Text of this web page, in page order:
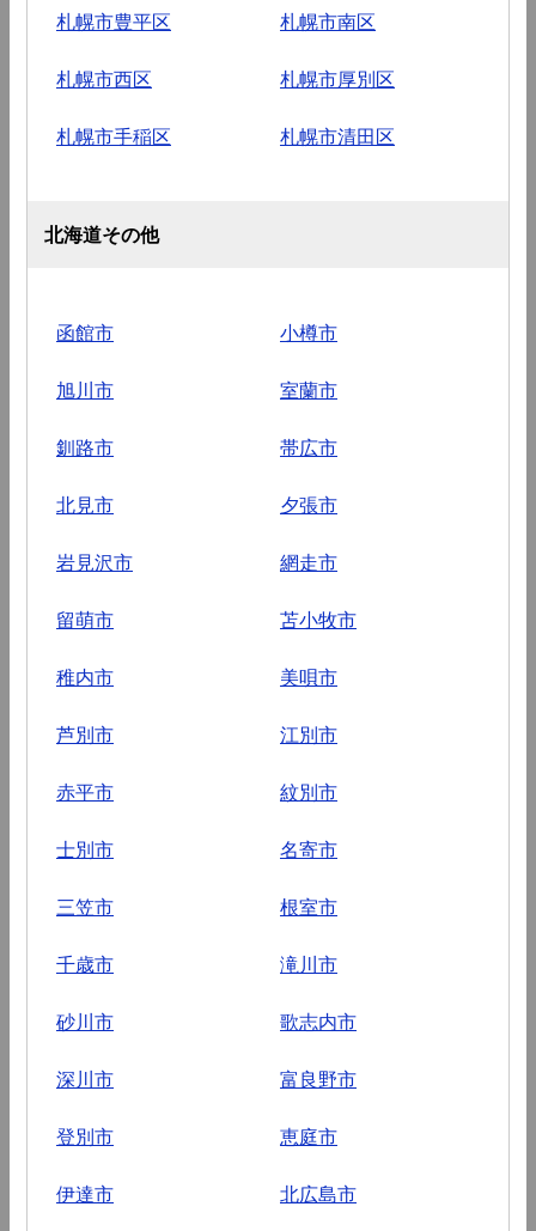
札幌市豊平区 札幌市南区
札幌市西区 札幌市厚別区
札幌市手稲区 札幌市清田区
北海道その他
函館市 小樽市
旭川市 室蘭市
釧路市 帯広市
北見市 夕張市
岩見沢市 網走市
留萌市 苫小牧市
稚内市 美唄市
芦別市 江別市
赤平市 紋別市
士別市 名寄市
三笠市 根室市
千歳市 滝川市
砂川市 歌志内市
深川市 富良野市
登別市 恵庭市
伊達市 北広島市